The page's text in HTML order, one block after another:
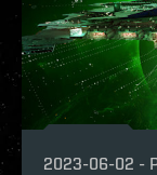
2023-06-02 -